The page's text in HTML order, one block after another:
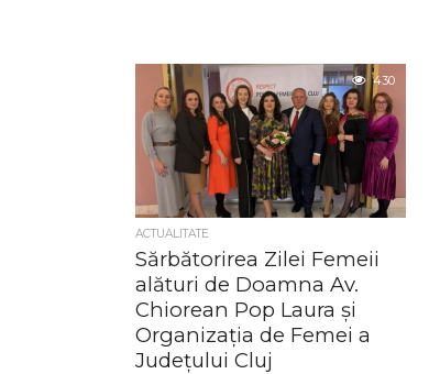
430
ACTUALITATE
Sărbătorirea Zilei Femeii
alături de Doamna Av.
Chiorean Pop Laura și
Organizația de Femei a
Județului Cluj